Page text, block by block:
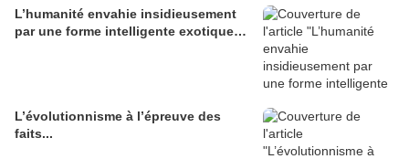
L’humanité envahie insidieusement
par une forme intelligente exotique…
L’évolutionnisme à l’épreuve des
faits...